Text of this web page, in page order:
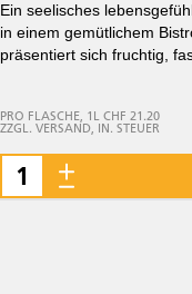
Ein seelisches
in einem gemütlichem
präsentiert sich fruchtig,
PRO FLASCHE, 1L CHF 21.20
ZZGL. VERSAND, IN. STEUER